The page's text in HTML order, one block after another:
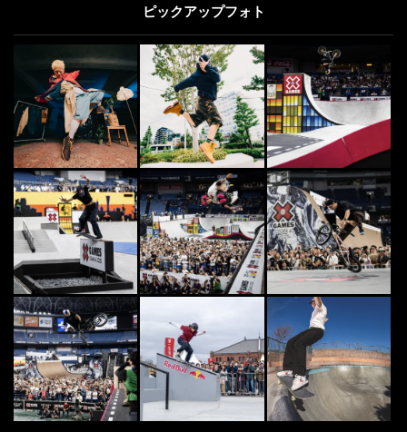
ピックアップフォト